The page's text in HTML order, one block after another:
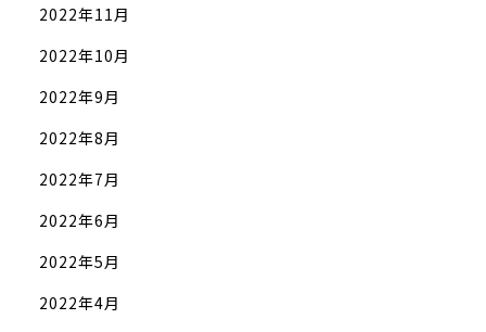
2022年11月
2022年10月
2022年9月
2022年8月
2022年7月
2022年6月
2022年5月
2022年4月